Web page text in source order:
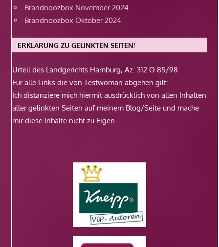
Brandnoozbox November 2024
Brandnoozbox Oktober 2024
ERKLÄRUNG ZU GELINKTEN SEITEN!
Urteil des Landgerichts Hamburg, Az. 312 O 85/98
Für alle Links die von Testwoman abgehen gilt:
Ich distanziere mich hiermit ausdrücklich von allen Inhalten
aller gelinkten Seiten auf meinem Blog/Seite und mache
mir diese Inhalte nicht zu Eigen.